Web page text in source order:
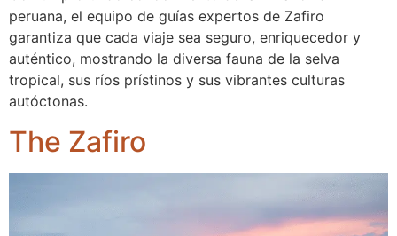
peruana, el equipo de guías expertos de Zafiro
garantiza que cada viaje sea seguro, enriquecedor y
auténtico, mostrando la diversa fauna de la selva
tropical, sus ríos prístinos y sus vibrantes culturas
autóctonas.
The Zafiro